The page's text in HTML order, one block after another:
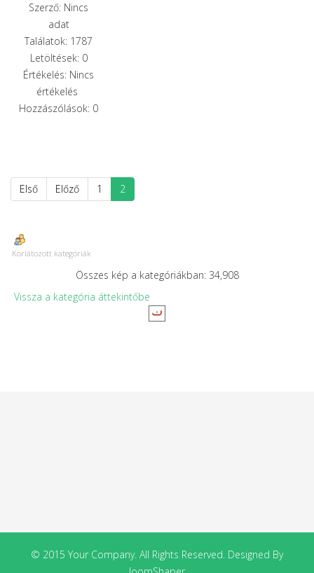
Szerző: Nincs
adat
Találatok: 1787
Letöltések: 0
Értékelés: Nincs
értékelés
Hozzászólások: 0
Első Előző 1 2
Korlátozott kategóriák
Összes kép a kategóriákban: 34,908
Vissza a kategória áttekintőbe
© 2015 Your Company. All Rights Reserved. Designed By